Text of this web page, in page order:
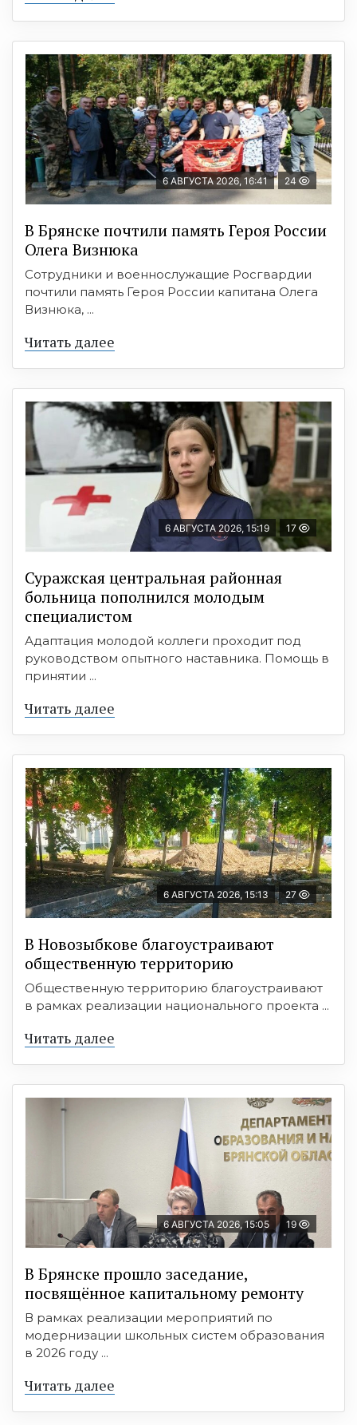
6 АВГУСТА 2026, 16:41 24
В Брянске почтили память Героя России
Олега Визнюка
Сотрудники и военнослужащие Росгвардии
почтили память Героя России капитана Олега
Визнюка, ...
Читать далее
6 АВГУСТА 2026, 15:19 17
Суражская центральная районная
больница пополнился молодым
специалистом
Адаптация молодой коллеги проходит под
руководством опытного наставника. Помощь в
принятии ...
Читать далее
6 АВГУСТА 2026, 15:13 27
В Новозыбкове благоустраивают
общественную территорию
Общественную территорию благоустраивают
в рамках реализации национального проекта ...
Читать далее
6 АВГУСТА 2026, 15:05 19
В Брянске прошло заседание,
посвящённое капитальному ремонту
В рамках реализации мероприятий по
модернизации школьных систем образования
в 2026 году ...
Читать далее